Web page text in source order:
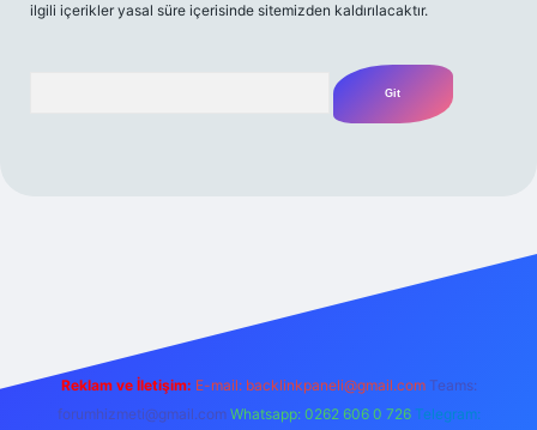
ilgili içerikler yasal süre içerisinde sitemizden kaldırılacaktır.
Reklam ve İletişim: E-mail: backlinkpaneli@gmail.com Teams:
forumhizmeti@gmail.com Whatsapp: 0262 606 0 726 Telegram: